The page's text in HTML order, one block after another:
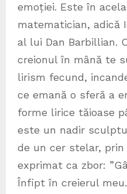
emoției. Este în
matematician, adică
al lui Dan Barbillian.
creionul în mână te
lirism fecund,
ce emană o sferă a
forme lirice tăioase
este un nadir
de un cer stelar,
exprimat ca zbor:
Înfipt în creierul